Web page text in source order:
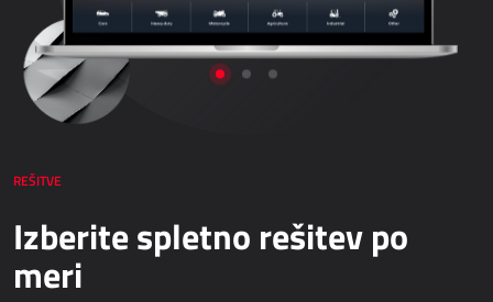
Power Display
Netronic - VAPS
NABAVA
Elektronsko poslovanje - bizBox
SKLADIŠČENJE IN LOGISTIKA
REŠITVE
Izberite spletno rešitev po
meri